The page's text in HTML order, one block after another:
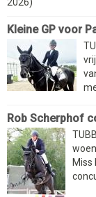
2026)
Kleine GP voor
Rob Scherphof
Miss